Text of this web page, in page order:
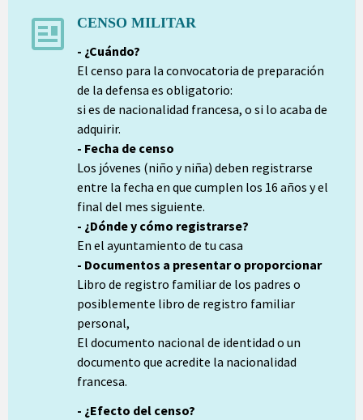
CENSO MILITAR
- ¿Cuándo?
El censo para la convocatoria de preparación
de la defensa es obligatorio:
si es de nacionalidad francesa, o si lo acaba de
adquirir.
- Fecha de censo
Los jóvenes (niño y niña) deben registrarse
entre la fecha en que cumplen los 16 años y el
final del mes siguiente.
- ¿Dónde y cómo registrarse?
En el ayuntamiento de tu casa
- Documentos a presentar o proporcionar
Libro de registro familiar de los padres o
posiblemente libro de registro familiar
personal,
El documento nacional de identidad o un
documento que acredite la nacionalidad
francesa.
- ¿Efecto del censo?